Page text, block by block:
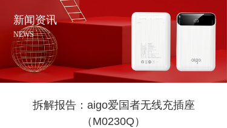
产
新
关
新闻资讯
NEWS
拆解报告：aigo爱国者无线充插座
（M0230Q）